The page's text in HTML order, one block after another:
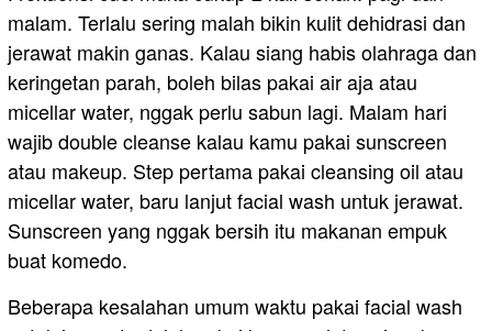
malam. Terlalu sering malah bikin kulit dehidrasi dan
jerawat makin ganas. Kalau siang habis olahraga dan
keringetan parah, boleh bilas pakai air aja atau
micellar water, nggak perlu sabun lagi. Malam hari
wajib double cleanse kalau kamu pakai sunscreen
atau makeup. Step pertama pakai cleansing oil atau
micellar water, baru lanjut facial wash untuk jerawat.
Sunscreen yang nggak bersih itu makanan empuk
buat komedo.
Beberapa kesalahan umum waktu pakai facial wash